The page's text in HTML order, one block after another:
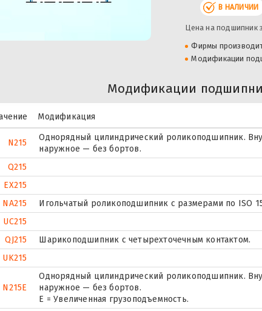
В НАЛИЧИИ
Цена на подшипник
Фирмы
Модификации
Модификации
Модификация
N215
Однорядный цилиндрический роликоподшипник.
наружное — без бортов.
Q215
EX215
NA215
Игольчатый роликоподшипник с размерами по ISO
UC215
QJ215
Шарикоподшипник с четырехточечным контактом.
UK215
N215E
Однорядный цилиндрический роликоподшипник.
наружное — без бортов.
Е = Увеличенная грузоподъемность.